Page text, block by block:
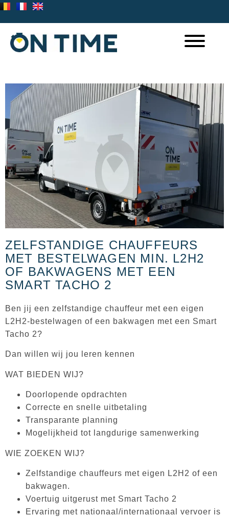
ZELFSTANDIGE CHAUFFEURS
MET BESTELWAGEN MIN. L2H2
OF BAKWAGENS MET EEN
SMART TACHO 2
Ben jij een zelfstandige chauffeur met een eigen
L2H2‑bestelwagen of een bakwagen met een Smart
Tacho 2?
Dan willen wij jou leren kennen
WAT BIEDEN WIJ?
Doorlopende opdrachten
Correcte en snelle uitbetaling
Transparante planning
Mogelijkheid tot langdurige samenwerking
WIE ZOEKEN WIJ?
Zelfstandige chauffeurs met eigen L2H2 of een
bakwagen.
Voertuig uitgerust met Smart Tacho 2
Ervaring met nationaal/internationaal vervoer is